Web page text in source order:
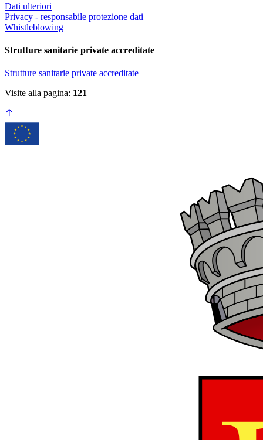
Dati ulteriori
Privacy - responsabile protezione dati
Whistleblowing
Strutture sanitarie private accreditate
Strutture sanitarie private accreditate
Visite alla pagina: 121